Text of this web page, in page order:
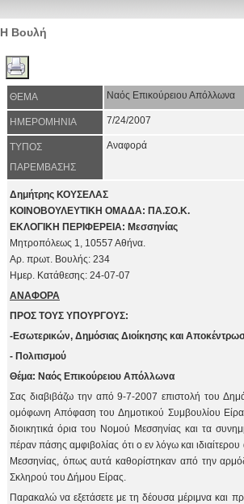
Η Βουλή
ΘΕΜΑ
Ναός Επικούρειου Απόλλωνα
ΗΜΕΡΟΜΗΝΙΑ 7/24/2007
ΤΥΠΟΣ
ΠΑΡΕΜΒΑΣΗΣ
Αναφορά
Δημήτρης ΚΟΥΣΕΛΑΣ
ΚΟΙΝΟΒΟΥΛΕΥΤΙΚΗ ΟΜΑΔΑ: ΠΑ.ΣΟ.Κ.
ΕΚΛΟΓΙΚΗ ΠΕΡΙΦΕΡΕΙΑ: Μεσσηνίας
Μητροπόλεως 1, 10557 Αθήνα.
Αρ. πρωτ. Βουλής: 234
Ημερ. Κατάθεσης: 24-07-07
ΑΝΑΦΟΡΑ
ΠΡΟΣ ΤOΥΣ ΥΠΟΥΡΓΟΥΣ:
-Εσωτερικών, Δημόσιας Διοίκησης και
- Πολιτισμού
Θέμα: Ναός Επικούρειου Απόλλωνα
Σας διαβιβάζω την από 9-7-2007 επιστολή του
ομόφωνη Απόφαση του Δημοτικού Συμβουλίου
διοικητικά όρια του Νομού Μεσσηνίας και τα
πέραν πάσης αμφιβολίας ότι ο εν λόγω και
Μεσσηνίας, όπως αυτά καθορίστηκαν από την
Σκληρού του Δήμου Είρας.
Παρακαλώ να εξετάσετε με τη δέουσα μέριμνα και